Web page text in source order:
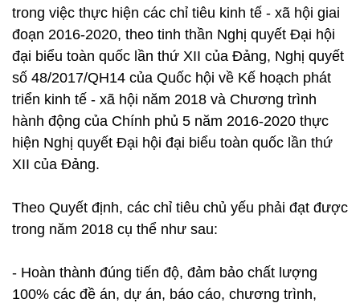
trong việc thực hiện các chỉ tiêu kinh tế - xã hội giai
đoạn 2016-2020, theo tinh thần Nghị quyết Đại hội
đại biểu toàn quốc lần thứ XII của Đảng, Nghị quyết
số 48/2017/QH14 của Quốc hội về Kế hoạch phát
triển kinh tế - xã hội năm 2018 và Chương trình
hành động của Chính phủ 5 năm 2016-2020 thực
hiện Nghị quyết Đại hội đại biểu toàn quốc lần thứ
XII của Đảng.
Theo Quyết định, các chỉ tiêu chủ yếu phải đạt được
trong năm 2018 cụ thể như sau:
- Hoàn thành đúng tiến độ, đảm bảo chất lượng
100% các đề án, dự án, báo cáo, chương trình,